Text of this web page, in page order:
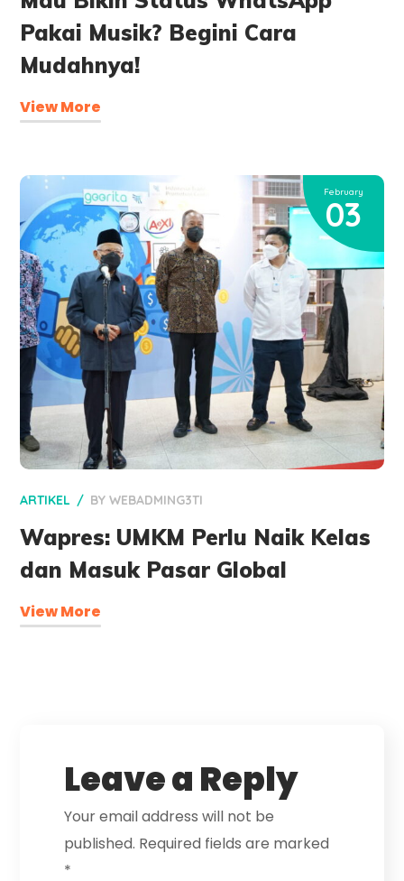
Pakai Musik? Begini Cara
Mudahnya!
View More
February
03
ARTIKEL BYWEBADMING3TI
Wapres: UMKM Perlu Naik Kelas
dan Masuk Pasar Global
View More
Leave a Reply
Your email address will not be
published. Required fields are marked
*